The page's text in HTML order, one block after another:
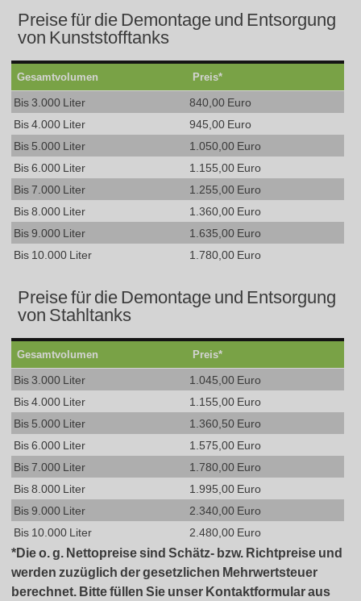
Preise für die Demontage und Entsorgung
von Kunststofftanks
Gesamtvolumen Preis*
Bis 3.000 Liter
840,00 Euro
Bis 4.000 Liter
945,00 Euro
Bis 5.000 Liter
1.050,00 Euro
Bis 6.000 Liter
1.155,00 Euro
Bis 7.000 Liter
1.255,00 Euro
Bis 8.000 Liter
1.360,00 Euro
Bis 9.000 Liter
1.635,00 Euro
Bis 10.000 Liter
1.780,00 Euro
Preise für die Demontage und Entsorgung
von Stahltanks
Gesamtvolumen Preis*
Bis 3.000 Liter
1.045,00 Euro
Bis 4.000 Liter
1.155,00 Euro
Bis 5.000 Liter
1.360,50 Euro
Bis 6.000 Liter
1.575,00 Euro
Bis 7.000 Liter
1.780,00 Euro
Bis 8.000 Liter
1.995,00 Euro
Bis 9.000 Liter
2.340,00 Euro
Bis 10.000 Liter
2.480,00 Euro
*Die o. g. Nettopreise sind Schätz- bzw. Richtpreise und
werden zuzüglich der gesetzlichen Mehrwertsteuer
berechnet. Bitte füllen Sie unser Kontaktformular aus